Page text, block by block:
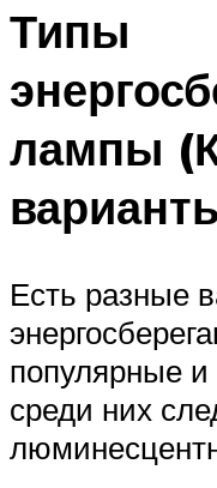
Типы
лампы
Есть разные
популярные
среди них